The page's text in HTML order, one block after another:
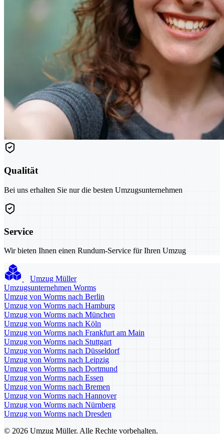
Qualität
Bei uns erhalten Sie nur die besten Umzugsunternehmen
Service
Wir bieten Ihnen einen Rundum-Service für Ihren Umzug
Umzug Müller
Umzugsunternehmen Worms
Umzug von Worms nach Berlin
Umzug von Worms nach Hamburg
Umzug von Worms nach München
Umzug von Worms nach Köln
Umzug von Worms nach Frankfurt am Main
Umzug von Worms nach Stuttgart
Umzug von Worms nach Düsseldorf
Umzug von Worms nach Leipzig
Umzug von Worms nach Dortmund
Umzug von Worms nach Essen
Umzug von Worms nach Bremen
Umzug von Worms nach Hannover
Umzug von Worms nach Nürnberg
Umzug von Worms nach Dresden
© 2026 Umzug Müller. Alle Rechte vorbehalten.